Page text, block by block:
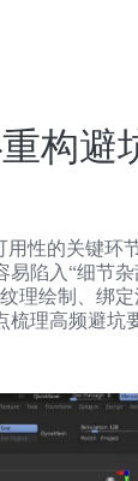
构避
用性的关键
陷入“细节杂
理绘制、绑
梳理高频避坑